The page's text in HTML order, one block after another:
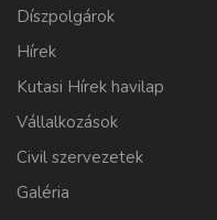
Díszpolgárok
Hírek
Kutasi Hírek havilap
Vállalkozások
Civil szervezetek
Galéria